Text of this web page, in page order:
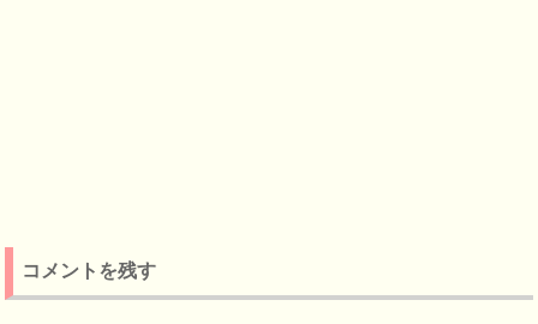
コメントを残す